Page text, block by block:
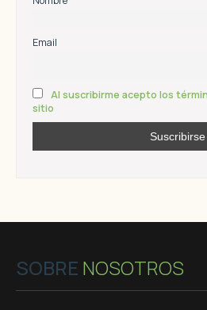
Email
Al suscribirme acepto los
sitio
SOBRE NOSOTROS